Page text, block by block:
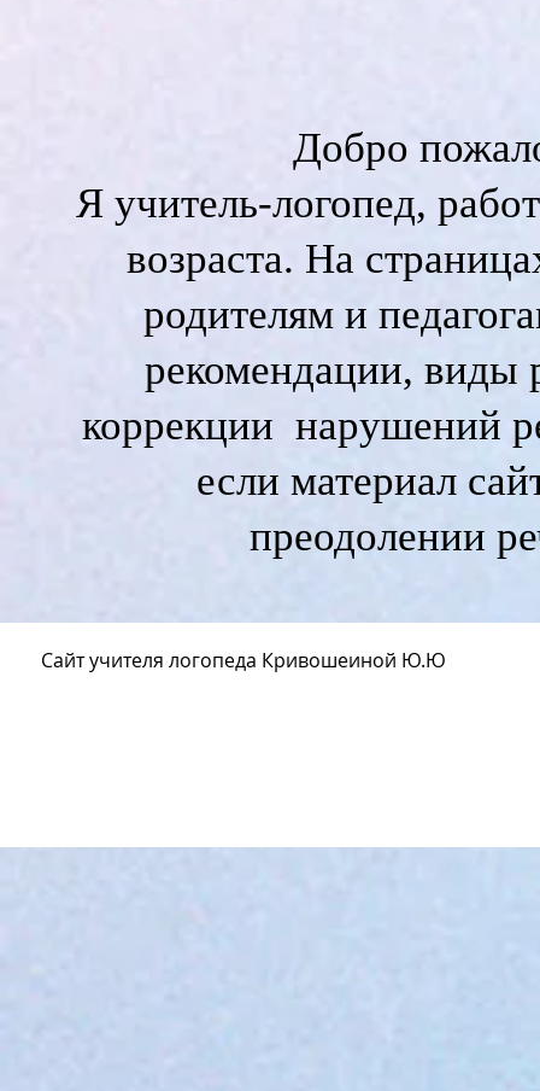
Добро
Я учитель-логопед,
возраста. На
родителям и
рекомендации, виды
коррекции нарушений
если материал
преодолении
Сайт учителя логопеда Кривошеиной Ю.Ю